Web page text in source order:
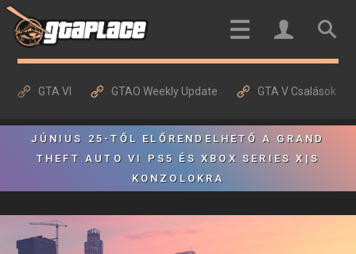
GTA VI GTAO Weekly Update GTA V Csalások
JÚNIUS 25-TŐL ELŐRENDELHETŐ A GRAND
THEFT AUTO VI PS5 ÉS XBOX SERIES X|S
KONZOLOKRA